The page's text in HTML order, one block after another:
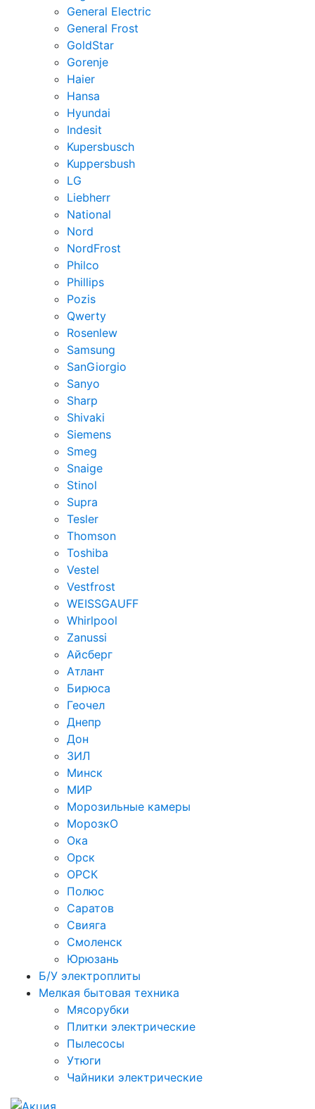
General Electric
General Frost
GoldStar
Gorenje
Haier
Hansa
Hyundai
Indesit
Kupersbusch
Kuppersbush
LG
Liebherr
National
Nord
NordFrost
Philco
Phillips
Pozis
Qwerty
Rosenlew
Samsung
SanGiorgio
Sanyo
Sharp
Shivaki
Siemens
Smeg
Snaige
Stinol
Supra
Tesler
Thomson
Toshiba
Vestel
Vestfrost
WEISSGAUFF
Whirlpool
Zanussi
Айсберг
Атлант
Бирюса
Геочел
Днепр
Дон
ЗИЛ
Минск
МИР
Морозильные камеры
МорозкО
Ока
Орск
ОРСК
Полюс
Саратов
Свияга
Смоленск
Юрюзань
Б/У электроплиты
Мелкая бытовая техника
Мясорубки
Плитки электрические
Пылесосы
Утюги
Чайники электрические